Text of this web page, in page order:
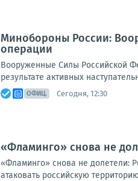
Минобороны России:
операции
Вооруженные Силы Российской
результате активных
ОФИЦ. Сегодня, 12:30
«Фламинго» снова не
«Фламинго» снова не долетели:
атаковать российскую